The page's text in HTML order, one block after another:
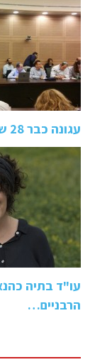
עגונה כבר 28 שנה - מוחה נגד חיזוק בתי הדין הרבניים
עו"ד בתיה
הרבניים…